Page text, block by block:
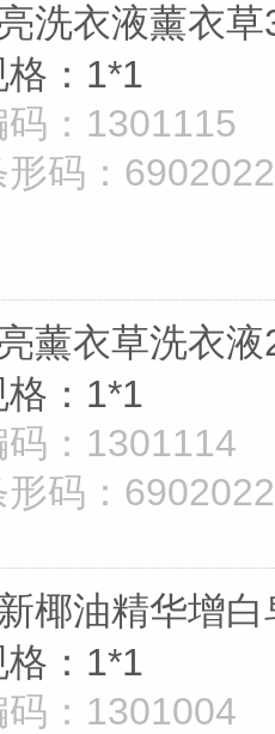
洗衣液薰衣草
：1*1
码：1301115
码：
薰衣草洗衣液
：1*1
码：1301114
码：
椰油精华增
：1*1
码：1301004